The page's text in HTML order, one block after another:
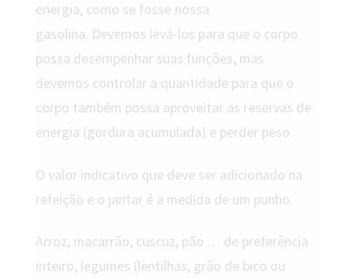
energia, como se fosse nossa
gasolina. Devemos levá-los para que o corpo
possa desempenhar suas funções, mas
devemos controlar a quantidade para que o
corpo também possa aproveitar as reservas de
energia (gordura acumulada) e perder peso.
O valor indicativo que deve ser adicionado na
refeição e o jantar é a medida de um punho.
Arroz, macarrão, cuscuz, pão … de preferência
inteiro, legumes (lentilhas, grão de bico ou